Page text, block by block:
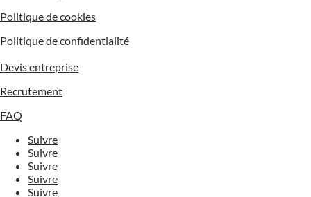
Politique de cookies
Politique de confidentialité
Devis entreprise
Recrutement
FAQ
Suivre
Suivre
Suivre
Suivre
Suivre